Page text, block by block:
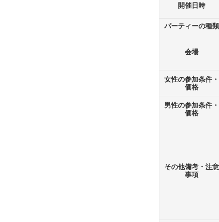
開催日時
パーティーの種類
会場
女性の参加条件・
価格
男性の参加条件・
価格
その他備考・注意
事項